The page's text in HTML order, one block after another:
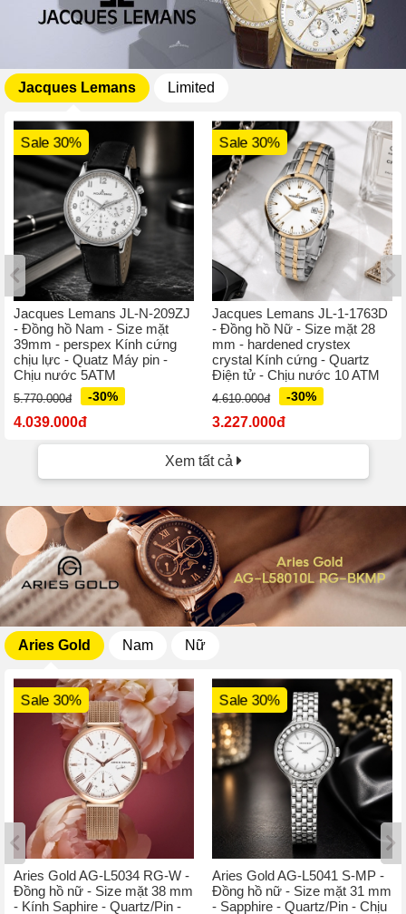
Jacques Lemans Limited
Sale 30%
Jacques Lemans JL-N-209ZJ
- Đồng hồ Nam - Size mặt
39mm - perspex Kính cứng
chịu lực - Quatz Máy pin -
Chịu nước 5ATM
5.770.000đ -30%
4.039.000đ
Sale 30%
Jacques Lemans JL-1-1763D
- Đồng hồ Nữ - Size mặt 28
mm - hardened crystex
crystal Kính cứng - Quartz
Điện tử - Chịu nước 10 ATM
4.610.000đ -30%
3.227.000đ
Xem tất cả
Aries Gold Nam Nữ
Sale 30%
Aries Gold AG-L5034 RG-W -
Đồng hồ nữ - Size mặt 38 mm
- Kính Saphire - Quartz/Pin -
Sale 30%
Aries Gold AG-L5041 S-MP -
Đồng hồ nữ - Size mặt 31 mm
- Sapphire - Quartz/Pin - Chịu